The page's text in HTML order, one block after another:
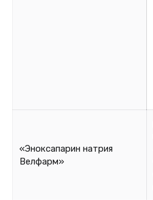
«Эноксапарин натрия
Велфарм»